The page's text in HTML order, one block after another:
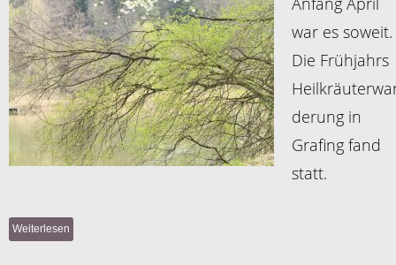
war es soweit.
Die Frühjahrs
derung in
Grafing fand
statt.
Weiterlesen